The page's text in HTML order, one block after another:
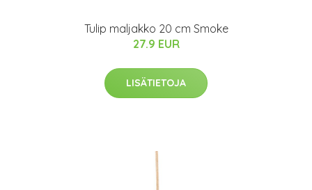
Tulip maljakko 20 cm Smoke
27.9 EUR
LISÄTIETOJA